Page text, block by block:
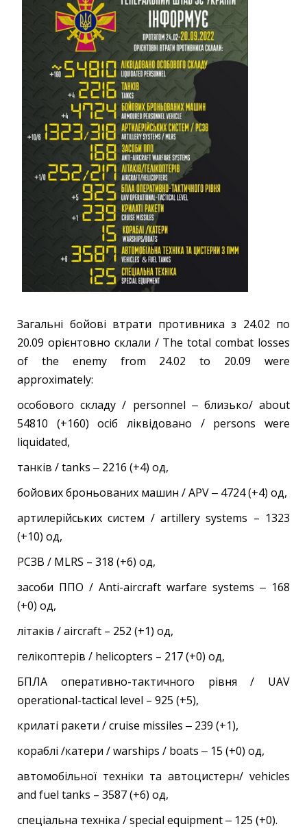
Загальні бойові втрати противника з 24.02 по
20.09 орієнтовно склали / The total combat losses
of the enemy from 24.02 to 20.09 were
approximately:
особового складу / personnel ‒ близько/ about
54810 (+160) осіб ліквідовано / persons were
liquidated,
танків / tanks ‒ 2216 (+4) од,
бойових броньованих машин / APV ‒ 4724 (+4) од,
артилерійських систем / artillery systems – 1323
(+10) од,
РСЗВ / MLRS – 318 (+6) од,
засоби ППО / Anti-aircraft warfare systems ‒ 168
(+0) од,
літаків / aircraft – 252 (+1) од,
гелікоптерів / helicopters – 217 (+0) од,
БПЛА оперативно-тактичного рівня / UAV
operational-tactical level – 925 (+5),
крилаті ракети / cruise missiles ‒ 239 (+1),
кораблі /катери / warships / boats ‒ 15 (+0) од,
автомобільної техніки та автоцистерн/ vehicles
and fuel tanks – 3587 (+6) од,
спеціальна техніка / special equipment ‒ 125 (+0).